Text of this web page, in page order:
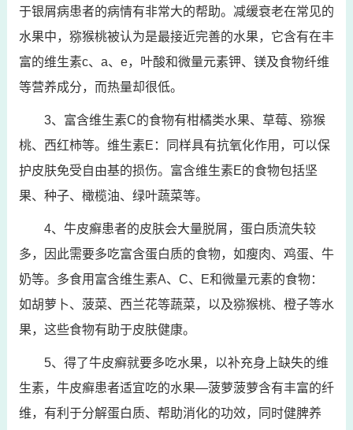
于银屑病患者的病情有非常大的帮助。减缓衰老在常见的
水果中，猕猴桃被认为是最接近完善的水果，它含有在丰
富的维生素c、a、e，叶酸和微量元素钾、镁及食物纤维
等营养成分，而热量却很低。
3、富含维生素C的食物有柑橘类水果、草莓、猕猴
桃、西红柿等。维生素E：同样具有抗氧化作用，可以保
护皮肤免受自由基的损伤。富含维生素E的食物包括坚
果、种子、橄榄油、绿叶蔬菜等。
4、牛皮癣患者的皮肤会大量脱屑，蛋白质流失较
多，因此需要多吃富含蛋白质的食物，如瘦肉、鸡蛋、牛
奶等。多食用富含维生素A、C、E和微量元素的食物：
如胡萝卜、菠菜、西兰花等蔬菜，以及猕猴桃、橙子等水
果，这些食物有助于皮肤健康。
5、得了牛皮癣就要多吃水果，以补充身上缺失的维
生素，牛皮癣患者适宜吃的水果—菠萝菠萝含有丰富的纤
维，有利于分解蛋白质、帮助消化的功效，同时健脾养